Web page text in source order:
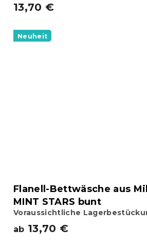
13,70 €
Neuheit
Flanell-Bettwäsche aus
MINT STARS bunt
Voraussichtliche
ab 13,70 €